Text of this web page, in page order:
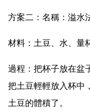
方案二：名稱：溢水
材料：土豆、水、量
過程：把杯子放在盆
把土豆輕輕放入杯中
土豆的體積了。